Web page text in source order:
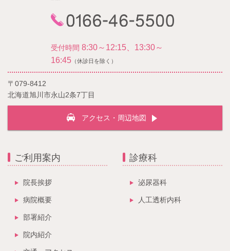
受付時間 8:30～12:15、13:30～
16:45 （休診日を除く）
〒079-8412
北海道旭川市永山2条7丁目
アクセス・周辺地図
ご利用案内
院長挨拶
病院概要
部署紹介
院内紹介
診療科
泌尿器科
人工透析内科